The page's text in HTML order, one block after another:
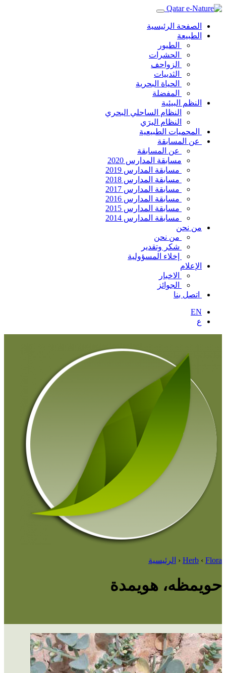
الصفحة الرئيسية
الطبيعة
الطيور
الحشرات
الزواحف
الثدييات
الحياة البحرية
المفضلة
النظم البيئية
النظام الساحلي البحري
النظام البرَي
المحميات الطبيعية
عن المسابقة
عن المسابقة
مسابقة المدارس 2020
مسابقة المدارس 2019
مسابقة المدارس 2018
مسابقة المدارس 2017
مسابقة المدارس 2016
مسابقة المدارس 2015
مسابقة المدارس 2014
من نحن
من نحن
شكر وتقدير
إخلاء المسؤولية
الإعلام
الاخبار
الجوائز
اتصل بنا
EN
ع
Herb ‹ Flora
‹ الرئيسية
حويمظه، هويمدة